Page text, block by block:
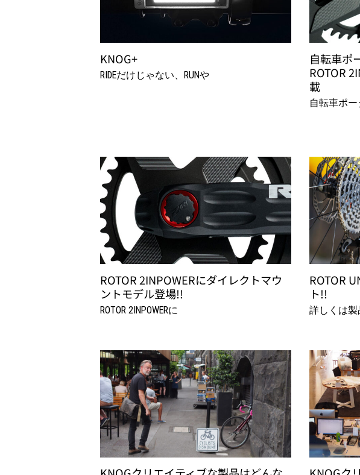
KNOG+
RIDEだけじゃない、RUNや
自転車ポ
ROTOR
載
自転車ポー
ROTOR 2INPOWERにダイレクトマウ
ントモデル登場!!
ROTOR 2INPOWERに
ROTOR
ト!!
詳しくは製